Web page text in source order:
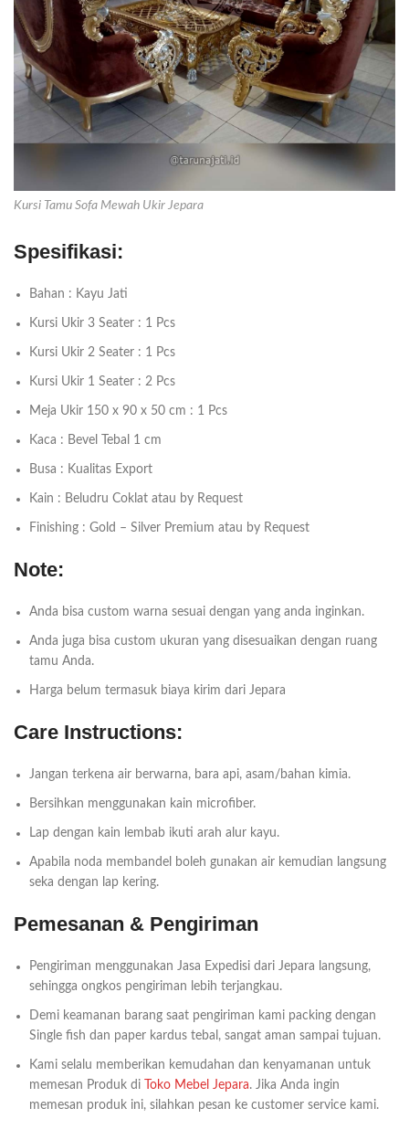
Kursi Tamu Sofa Mewah Ukir Jepara
Spesifikasi:
Bahan : Kayu Jati
Kursi Ukir 3 Seater : 1 Pcs
Kursi Ukir 2 Seater : 1 Pcs
Kursi Ukir 1 Seater : 2 Pcs
Meja Ukir 150 x 90 x 50 cm : 1 Pcs
Kaca : Bevel Tebal 1 cm
Busa : Kualitas Export
Kain : Beludru Coklat atau by Request
Finishing : Gold – Silver Premium atau by Request
Note:
Anda bisa custom warna sesuai dengan yang anda inginkan.
Anda juga bisa custom ukuran yang disesuaikan dengan ruang
tamu Anda.
Harga belum termasuk biaya kirim dari Jepara
Care Instructions:
Jangan terkena air berwarna, bara api, asam/bahan kimia.
Bersihkan menggunakan kain microfiber.
Lap dengan kain lembab ikuti arah alur kayu.
Apabila noda membandel boleh gunakan air kemudian langsung
seka dengan lap kering.
Pemesanan & Pengiriman
Pengiriman menggunakan Jasa Expedisi dari Jepara langsung,
sehingga ongkos pengiriman lebih terjangkau.
Demi keamanan barang saat pengiriman kami packing dengan
Single fish dan paper kardus tebal, sangat aman sampai tujuan.
Kami selalu memberikan kemudahan dan kenyamanan untuk
memesan Produk di
Toko Mebel Jepara. Jika Anda ingin
memesan produk ini, silahkan pesan ke customer service kami.